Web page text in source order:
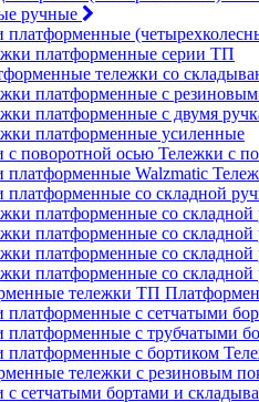
ручные
платформенные серии ТП
тележки со
платформенные с
платформенные с двумя
платформенные усиленные
Тележки с
платформенные со складной
платформенные со складной
платформенные со
платформенные со